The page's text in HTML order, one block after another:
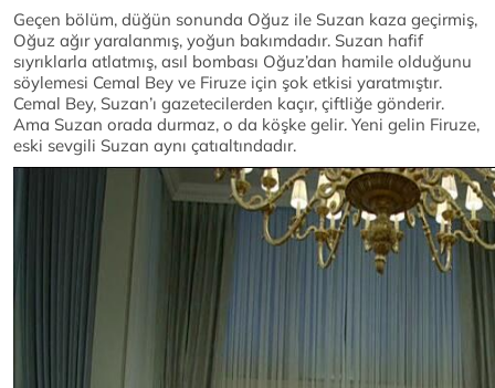
Geçen bölüm, düğün sonunda Oğuz ile Suzan kaza geçirmiş,
Oğuz ağır yaralanmış, yoğun bakımdadır. Suzan hafif
sıyrıklarla atlatmış, asıl bombası Oğuz’dan hamile olduğunu
söylemesi Cemal Bey ve Firuze için şok etkisi yaratmıştır.
Cemal Bey, Suzan’ı gazetecilerden kaçır, çiftliğe gönderir.
Ama Suzan orada durmaz, o da köşke gelir. Yeni gelin Firuze,
eski sevgili Suzan aynı çatıaltındadır.